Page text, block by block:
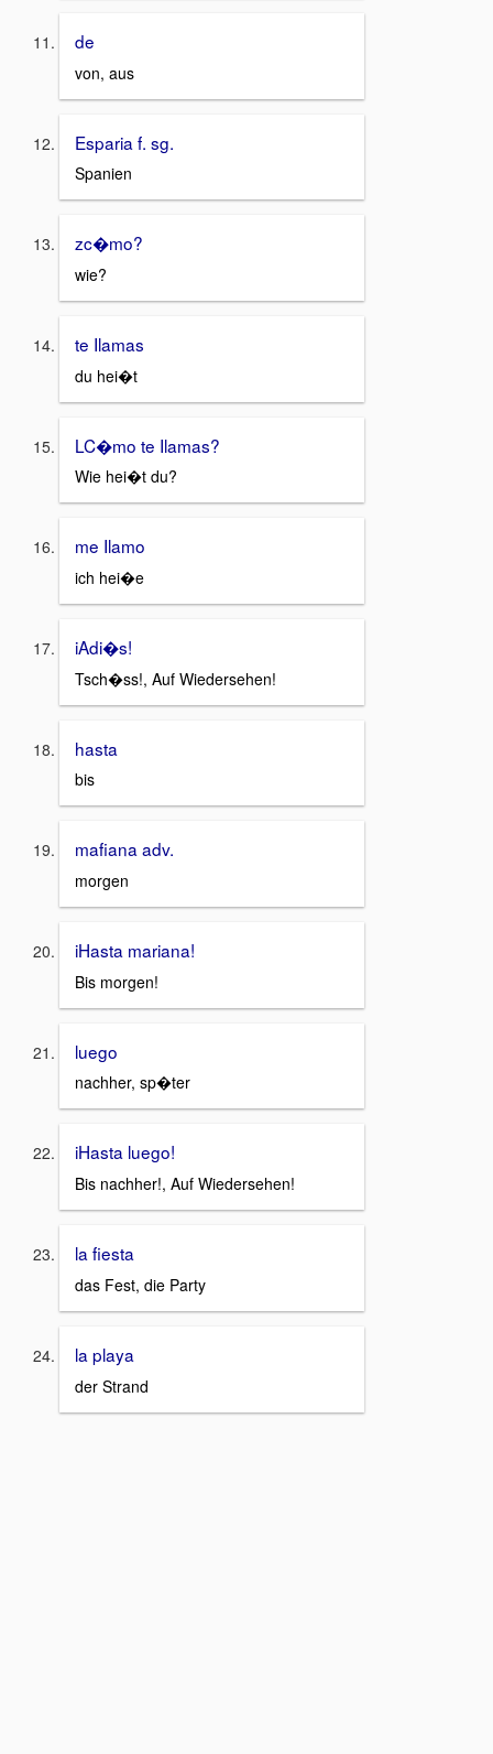
de
von, aus
Esparia f. sg.
Spanien
zc�mo?
wie?
te Ilamas
du hei�t
LC�mo te Ilamas?
Wie hei�t du?
me Ilamo
ich hei�e
iAdi�s!
Tsch�ss!, Auf Wiedersehen!
hasta
bis
mafiana adv.
morgen
iHasta mariana!
Bis morgen!
luego
nachher, sp�ter
iHasta luego!
Bis nachher!, Auf Wiedersehen!
la fiesta
das Fest, die Party
la playa
der Strand